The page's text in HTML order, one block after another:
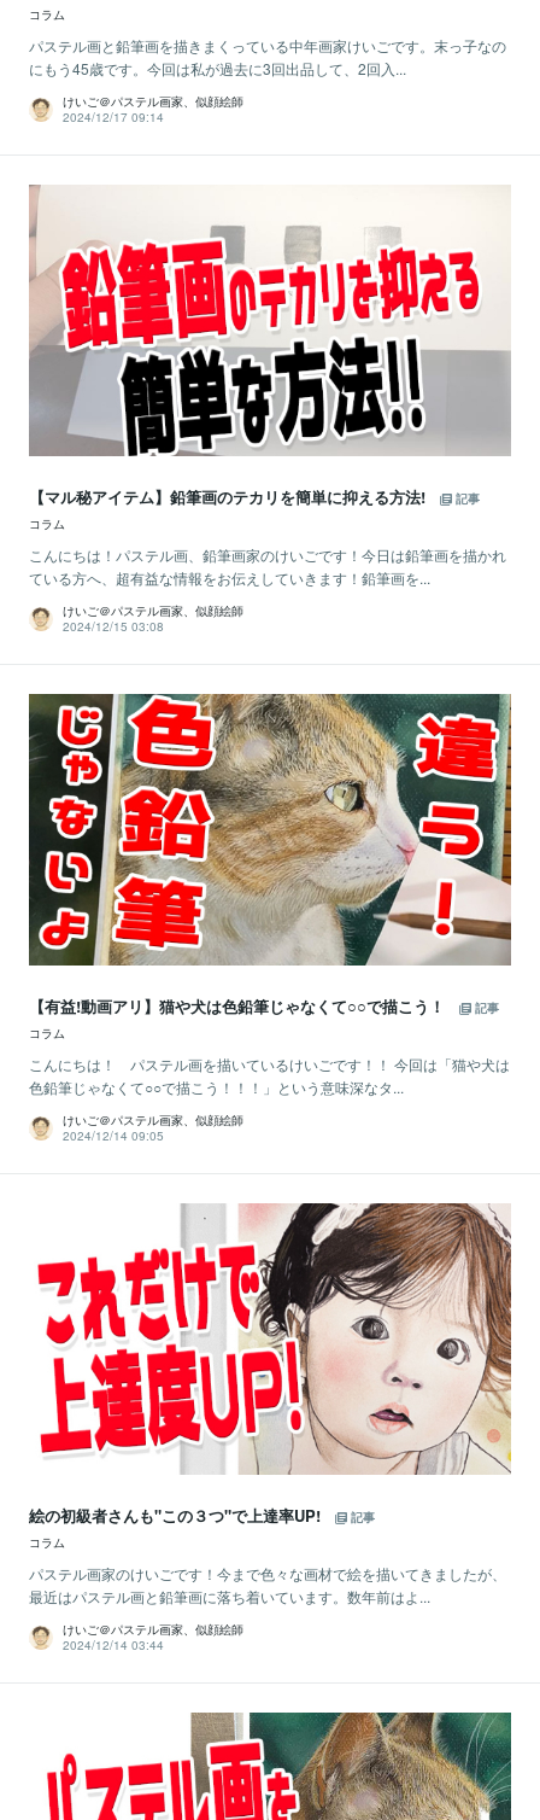
コラム
パステル画と鉛筆画を描きまくっている中年画家けいごです。末っ子なの
にもう45歳です。今回は私が過去に3回出品して、2回入...
けいご＠パステル画家、似顔絵師
2024/12/17 09:14
【マル秘アイテム】鉛筆画のテカリを簡単に抑える方法!
記事
コラム
こんにちは！パステル画、鉛筆画家のけいごです！今日は鉛筆画を描かれ
ている方へ、超有益な情報をお伝えしていきます！鉛筆画を...
けいご＠パステル画家、似顔絵師
2024/12/15 03:08
【有益!動画アリ】猫や犬は色鉛筆じゃなくて○○で描こう！
記事
コラム
こんにちは！ パステル画を描いているけいごです！！ 今回は「猫や犬は
色鉛筆じゃなくて○○で描こう！！！」という意味深なタ...
けいご＠パステル画家、似顔絵師
2024/12/14 09:05
絵の初級者さんも"この３つ"で上達率UP!
記事
コラム
パステル画家のけいごです！今まで色々な画材で絵を描いてきましたが、
最近はパステル画と鉛筆画に落ち着いています。数年前はよ...
けいご＠パステル画家、似顔絵師
2024/12/14 03:44